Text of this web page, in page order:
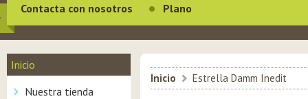
Contacta con nosotros Plano
Inicio
Nuestra tienda
Inicio > Estrella Damm Inedit